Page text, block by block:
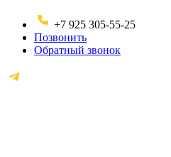
+7 925 305-55-25
Позвонить
Обратный звонок